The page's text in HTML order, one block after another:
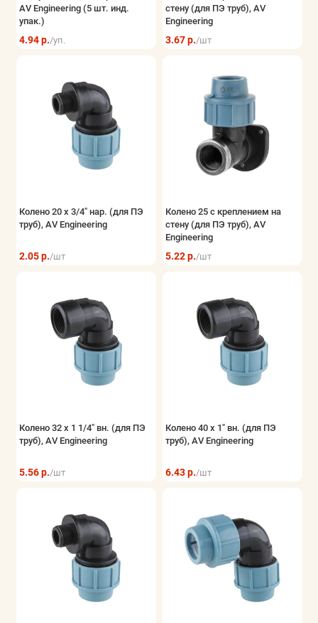
AV Engineering (5 шт. инд.
упак.)
4.94 р./уп.
стену (для ПЭ труб), AV
Engineering
3.67 р./шт
Колено 20 х 3/4" нар. (для ПЭ
труб), AV Engineering
2.05 р./шт
Колено 25 с креплением на
стену (для ПЭ труб), AV
Engineering
5.22 р./шт
Колено 32 х 1 1/4" вн. (для ПЭ
труб), AV Engineering
5.56 р./шт
Колено 40 х 1" вн. (для ПЭ
труб), AV Engineering
6.43 р./шт